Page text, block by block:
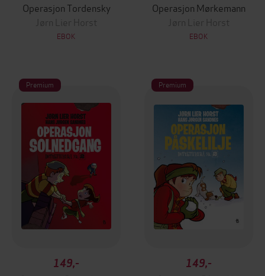
Operasjon Tordensky
Jørn Lier Horst
EBOK
Operasjon Mørkemann
Jørn Lier Horst
EBOK
Premium
149,-
Premium
149,-